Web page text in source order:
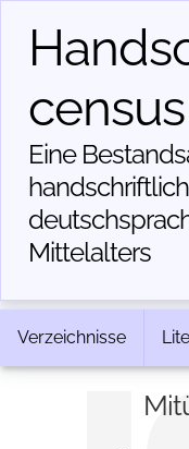
census
Eine
Mittelalters
Verzeichnisse